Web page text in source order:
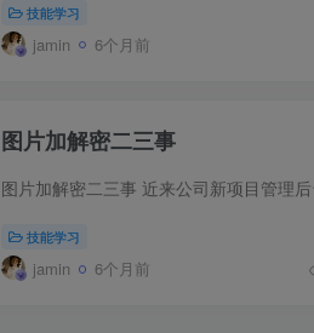
技能学习
jamin 6个月前
图片加解密二三事
技能学习
jamin 6个月前